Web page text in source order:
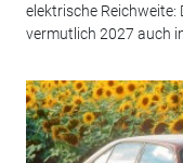
elektrische Reichweite:
vermutlich 2027 auch